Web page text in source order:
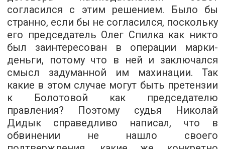
согласился с этим решением. Было бы
странно, если бы не согласился, поскольку
его председатель Олег Спилка как никто
был заинтересован в операции марки-
деньги, потому что в ней и заключался
смысл задуманной им махинации. Так
какие в этом случае могут быть претензии
к Болотовой как председателю
правления? Поэтому судья Николай
Дидык справедливо написал, что в
обвинении не нашло своего